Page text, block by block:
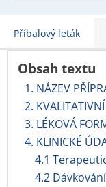
Příbalový leták
Obsah textu
1. NÁZEV
2.
3. LÉKOVÁ
4. KLINICKÉ
4.1
4.2